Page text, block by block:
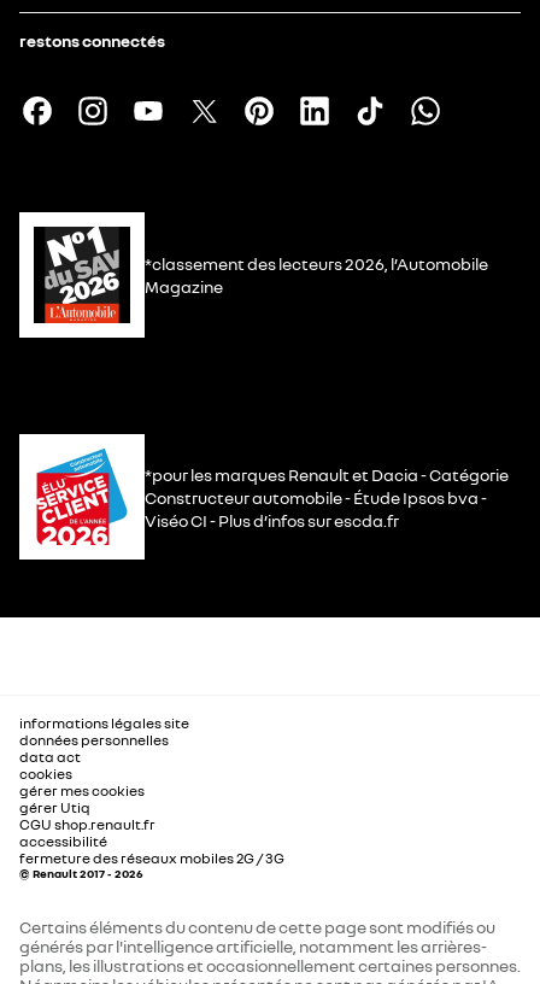
restons connectés
*classement des lecteurs 2026, l’Automobile
Magazine
*pour les marques Renault et Dacia - Catégorie
Constructeur automobile - Étude Ipsos bva -
Viséo CI - Plus d’infos sur escda.fr
informations légales site
données personnelles
data act
cookies
gérer mes cookies
gérer Utiq
CGU shop.renault.fr
accessibilité
fermeture des réseaux mobiles 2G / 3G
© Renault 2017 - 2026
Certains éléments du contenu de cette page sont modifiés ou
générés par l'intelligence artificielle, notamment les arrières-
plans, les illustrations et occasionnellement certaines personnes.